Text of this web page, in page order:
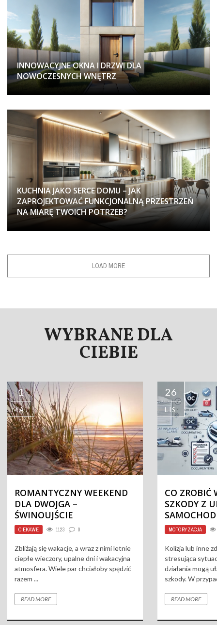
INNOWACYJNE OKNA I DRZWI DLA
NOWOCZESNYCH WNĘTRZ
KUCHNIA JAKO SERCE DOMU – JAK
ZAPROJEKTOWAĆ FUNKCJONALNĄ PRZESTRZEŃ
NA MIARĘ TWOICH POTRZEB?
LOAD MORE
WYBRANE DLA
CIEBIE
26
LIS
CO ZROBIĆ W PRZYPADKU
SZKODY Z UBEZPIECZENIA
SAMOCHODU OC AC?
MOTORYZACJA 2562
Kolizja lub inne zdarzenie drogowe to
stresująca sytuacja, ale odpowiednie
działania mogą ułatwić proces likwidacji
szkody. W przypadku posiadania OC ...
READ MORE
16
KWI
SKLEP
DAMSKĄ –
Moda to nie
także sztuka,
siebie i pokazać,